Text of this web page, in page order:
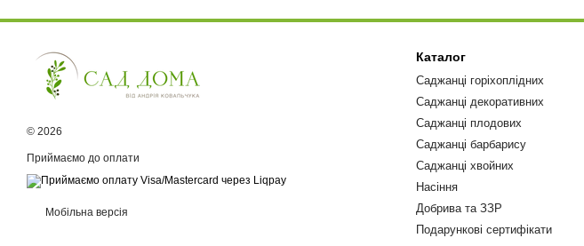
© 2026
Приймаємо до оплати
Мобільна версія
Каталог
Саджанці горіхоплідних
Саджанці декоративних
Саджанці плодових
Саджанці барбарису
Саджанці хвойних
Насіння
Добрива та ЗЗР
Подарункові сертифікати